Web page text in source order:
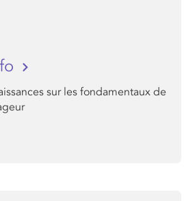
sur les fondamentaux de